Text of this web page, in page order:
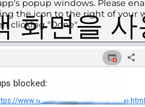
화면을
popup windows. Please
the icon to the right of your
clicking "Done".